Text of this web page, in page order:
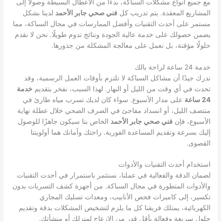
مع جميع أنواع مشكلات السباكة، بدءًا من الأعطال البسيطة وصولًا إلى
المشاريع المعقدة. يتم تدريب كلفني صحي جابر الأحمد لدينا بشكل
مستمر على أحدث التقنيات وأفضل الممارسات في مجال السباكة، مما
يضمن حصولك على خدمة عالية الجودة ونتائج تدوم طويلًا. نحن لا نقدم
حلولًا مؤقتة، بل نعمل على معالجة المشكلة من جذورها.
خدمة 24 ساعة لراحة بالك
ندرك جيدًا أن مشاكل السباكة لا تلتزم بأوقات العمل الرسمية، وقد
تحدث في أي وقت من الليل أو النهار. لهذا السبب، نفخر بتقديم خدمة
24 ساعة
على مدار الأسبوع. سواء كان لديك تسرب مياه طارئ في
منتصف الليل، أو انسداد مفاجئ في الصرف الصحي خلال عطلة نهاية
الأسبوع، فإنفني صحي جابر الأحمد الخاص بنا سيكون جاهزًا للوصول
إليك بسرعة وتقديم المساعدة الفورية. راحتك وأمانك هما أولويتنا
القصوى.
استخدام أحدث التقنيات والأدوات
لضمان الدقة والفعالية في عملنا، نستثمر باستمرار في أحدث التقنيات
والأدوات المتطورة في مجال السباكة. من أجهزة كشف التسربات بدون
تكسير، إلى كاميرات فحص الأنابيب، ومعدات تسليك المجاري
الكهربائية، يمتلك فريقنا كل ما يلزم لتشخيص المشكلات بدقة وتقديم
حلول سريعة وفعالة بأقل قدر من الإزعاج لمنزلك أو منشأتك.